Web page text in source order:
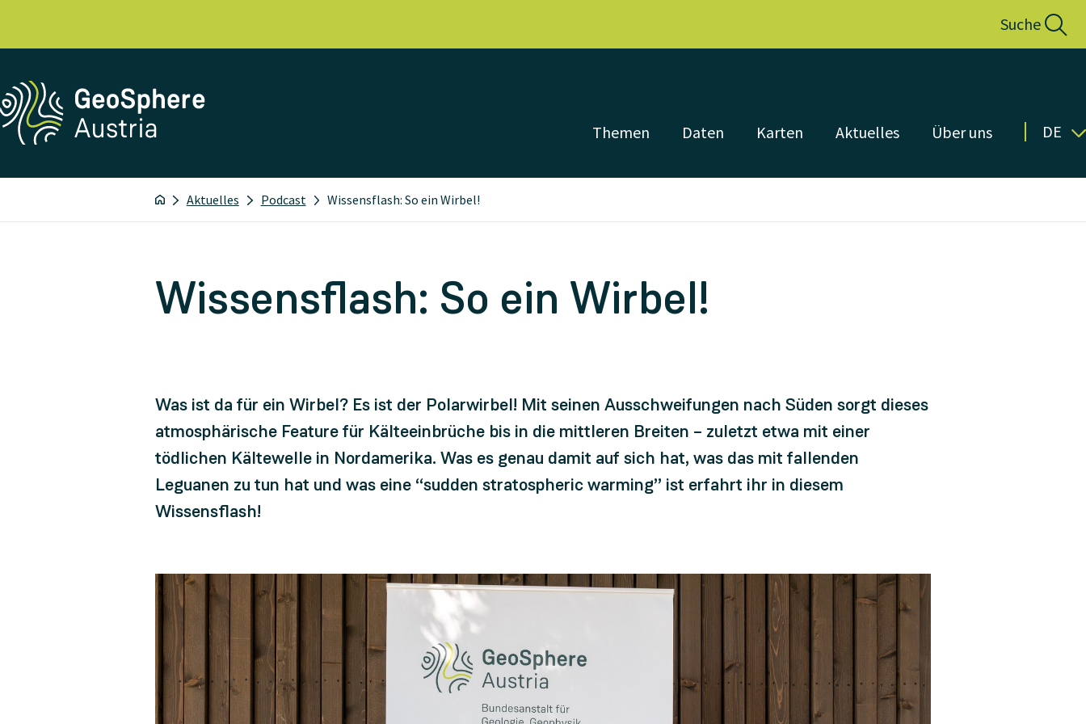
Suche
Themen Daten Karten Aktuelles Über uns DE
Aktuelles Podcast Wissensflash: So ein Wirbel!
Wissensflash: So ein Wirbel!
Was ist da für ein Wirbel? Es ist der Polarwirbel! Mit seinen Ausschweifungen nach Süden sorgt dieses
atmosphärische Feature für Kälteeinbrüche bis in die mittleren Breiten – zuletzt etwa mit einer
tödlichen Kältewelle in Nordamerika. Was es genau damit auf sich hat, was das mit fallenden
Leguanen zu tun hat und was eine “sudden stratospheric warming” ist erfahrt ihr in diesem
Wissensflash!